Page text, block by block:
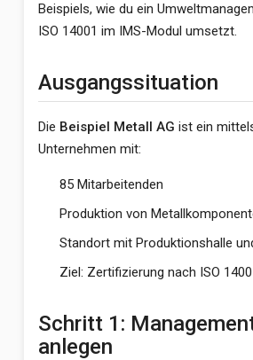
Beispiels, wie du ein
ISO 14001 im IMS-Modul umsetzt.
Ausgangssituation
Die Beispiel Metall AG ist ein
Unternehmen mit:
85 Mitarbeitenden
Produktion von
Standort mit Produktionshalle
Ziel: Zertifizierung nach ISO
Schritt 1:
anlegen